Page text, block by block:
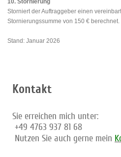
10. Stornierung
Storniert der Auftraggeber einen
Stornierungssumme von 150 € berechnet.
Stand: Januar 2026
Kontakt
Sie erreichen mich unter:
+49 4763 937 81 68
Nutzen Sie auch gerne mein